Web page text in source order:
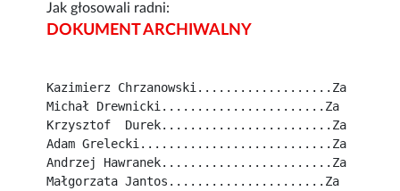
Jak głosowali radni:
DOKUMENT ARCHIWALNY
Kazimierz Chrzanowski...................Za
Michał Drewnicki.......................Za
Krzysztof  Durek........................Za
Adam Grelecki...........................Za
Andrzej Hawranek........................Za
Małgorzata Jantos......................Za